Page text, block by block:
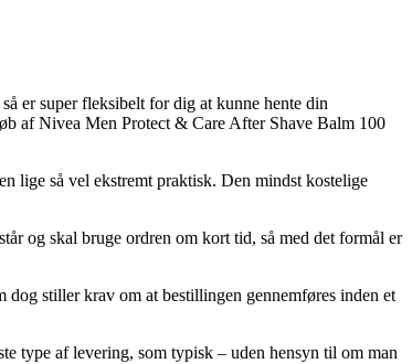
er super fleksibelt for dig at kunne hente din
af Nivea Men Protect & Care After Shave Balm 100
lige så vel ekstremt praktisk. Den mindst kostelige
og skal bruge ordren om kort tid, så med det formål er
stiller krav om at bestillingen gennemføres inden et
type af levering, som typisk – uden hensyn til om man